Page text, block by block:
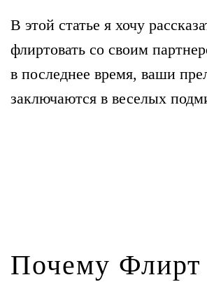
В этой статье я хочу
флиртовать со своим
в последнее время, ваши
заключаются в веселых
Почему Флирт